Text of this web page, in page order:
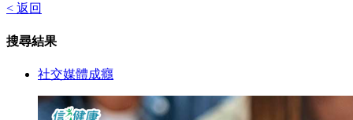
< 返回
搜尋結果
社交媒體成癮